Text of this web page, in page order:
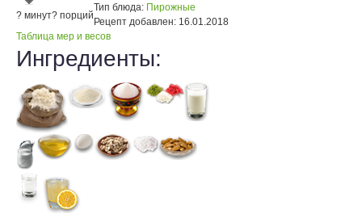
? минут? порций
Тип блюда: Пирожные
Рецепт добавлен: 16.01.2018
Таблица мер и весов
Ингредиенты: